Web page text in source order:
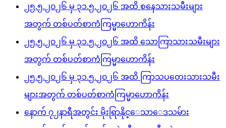
၂၅.၅.၂၀၂၆ မှ ၃၁.၅.၂၀၂၆ အထိ စနေသားသမီးများ
အတွက် တစ်ပတ်စာကံကြမ္မာဟောကိန်း
၂၅.၅.၂၀၂၆ မှ ၃၁.၅.၂၀၂၆ အထိ သောကြာသားသမီးများ
အတွက် တစ်ပတ်စာကံကြမ္မာဟောကိန်း
၂၅.၅.၂၀၂၆ မှ ၃၁.၅.၂၀၂၆ အထိ ကြာသပတေးသားသမီး
များအတွက် တစ်ပတ်စာကံကြမ္မာဟောကိန်း
နောက် ၇၂နာရီအတွင်း မိုးရြာနိုင္ေသာေဒသမ်ား